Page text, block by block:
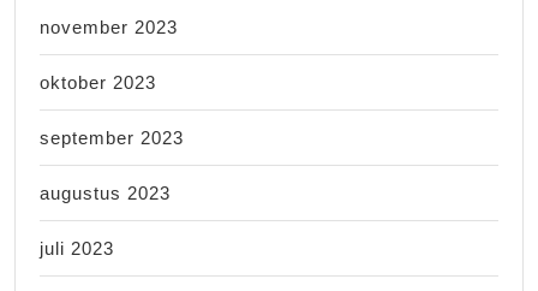
november 2023
oktober 2023
september 2023
augustus 2023
juli 2023